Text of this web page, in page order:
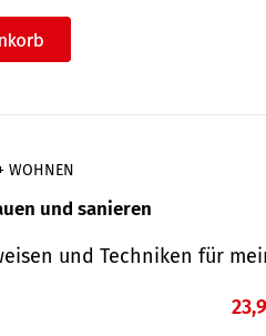
WOHNEN
und sanieren
und Techniken für